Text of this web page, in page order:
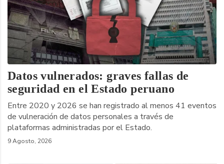
Datos vulnerados: graves fallas de
seguridad en el Estado peruano
Entre 2020 y 2026 se han registrado al menos 41 eventos
de vulneración de datos personales a través de
plataformas administradas por el Estado.
9 Agosto, 2026